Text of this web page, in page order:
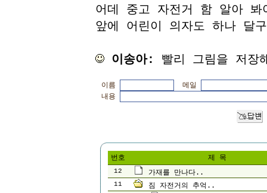
어데 중고 자전거 함 알아 봐
앞에 어린이 의자도 하나 달
이송아: 빨리 그림을 저
이름
메일
내용
번호 제 목
12 가재를 만나다..
11 짐 자전거의 추억..